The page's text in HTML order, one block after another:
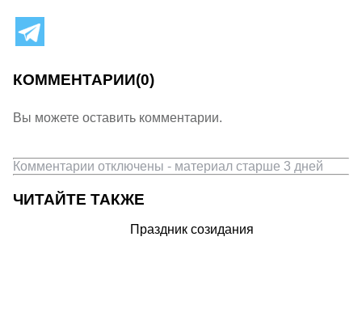
КОММЕНТАРИИ(0)
Вы можете оставить комментарии.
Комментарии отключены - материал старше 3 дней
ЧИТАЙТЕ ТАКЖЕ
Праздник созидания